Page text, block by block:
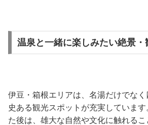
温泉と一緒に楽しみたい絶景・
伊豆・箱根エリアは、名湯だけでな
史ある観光スポットが充実していま
た後は、雄大な自然や文化に触れる